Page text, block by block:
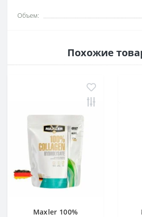
Объем:
Похожие
Maxler 100%